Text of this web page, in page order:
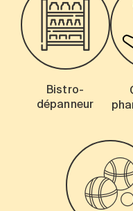
Bistro-
dépanneur